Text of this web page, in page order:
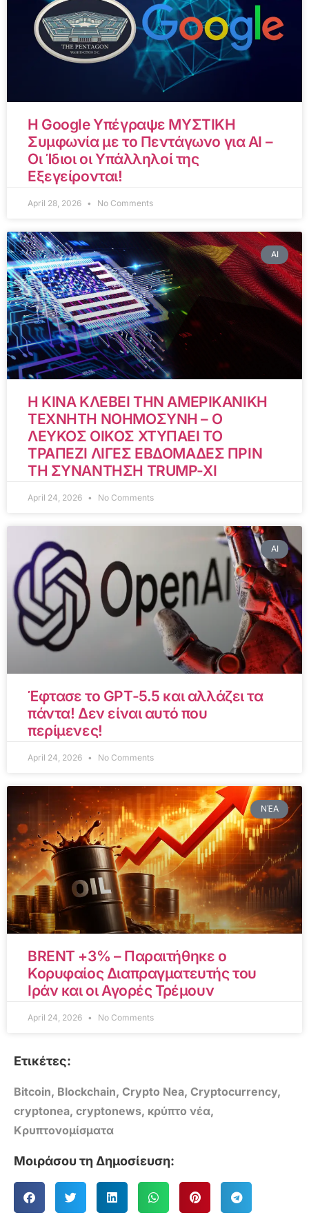
Η Google Υπέγραψε ΜΥΣΤΙΚΗ
Συμφωνία με το Πεντάγωνο για AI –
Οι Ίδιοι οι Υπάλληλοί της
Εξεγείρονται!
April 28, 2026 No Comments
AI
Η ΚΙΝΑ ΚΛΕΒΕΙ ΤΗΝ ΑΜΕΡΙΚΑΝΙΚΗ
ΤΕΧΝΗΤΗ ΝΟΗΜΟΣΥΝΗ – Ο
ΛΕΥΚΟΣ ΟΙΚΟΣ ΧΤΥΠΑΕΙ ΤΟ
ΤΡΑΠΕΖΙ ΛΙΓΕΣ ΕΒΔΟΜΑΔΕΣ ΠΡΙΝ
ΤΗ ΣΥΝΑΝΤΗΣΗ TRUMP-XI
April 24, 2026 No Comments
AI
Έφτασε το GPT-5.5 και αλλάζει τα
πάντα! Δεν είναι αυτό που
περίμενες!
April 24, 2026 No Comments
ΝΈΑ
BRENT +3% – Παραιτήθηκε ο
Κορυφαίος Διαπραγματευτής του
Ιράν και οι Αγορές Τρέμουν
April 24, 2026 No Comments
Ετικέτες:
Bitcoin, Blockchain, Crypto Nea, Cryptocurrency,
cryptonea, cryptonews, κρύπτο νέα,
Κρυπτονομίσματα
Μοιράσου τη Δημοσίευση: